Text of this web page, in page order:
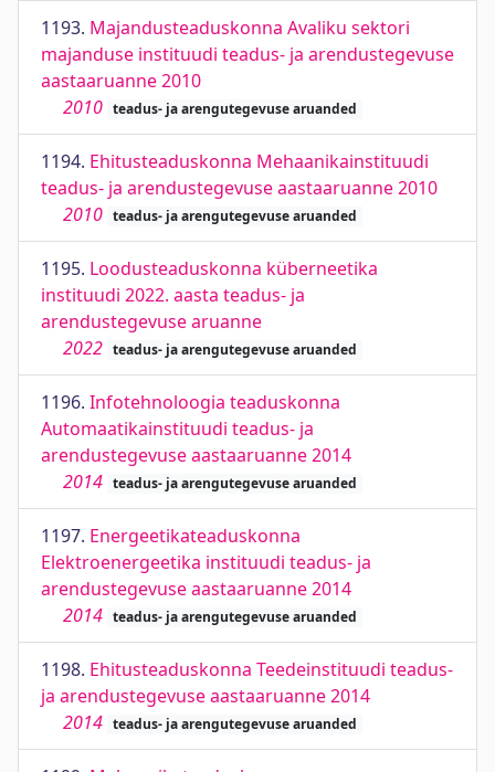
1193. Majandusteaduskonna Avaliku sektori
majanduse instituudi teadus- ja arendustegevuse
aastaaruanne 2010
2010 teadus- ja arengutegevuse aruanded
1194. Ehitusteaduskonna Mehaanikainstituudi
teadus- ja arendustegevuse aastaaruanne 2010
2010 teadus- ja arengutegevuse aruanded
1195. Loodusteaduskonna küberneetika
instituudi 2022. aasta teadus- ja
arendustegevuse aruanne
2022 teadus- ja arengutegevuse aruanded
1196. Infotehnoloogia teaduskonna
Automaatikainstituudi teadus- ja
arendustegevuse aastaaruanne 2014
2014 teadus- ja arengutegevuse aruanded
1197. Energeetikateaduskonna
Elektroenergeetika instituudi teadus- ja
arendustegevuse aastaaruanne 2014
2014 teadus- ja arengutegevuse aruanded
1198. Ehitusteaduskonna Teedeinstituudi teadus-
ja arendustegevuse aastaaruanne 2014
2014 teadus- ja arengutegevuse aruanded